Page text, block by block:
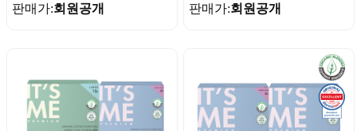
판매가:회원공개 판매가:회원공개